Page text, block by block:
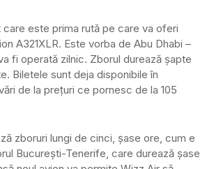
care este prima rută pe care va oferi
A321XLR. Este vorba de Abu Dhabi –
fi operată zilnic. Zborul durează șapte
Biletele sunt deja disponibile în
de la prețuri ce pornesc de la 105
zboruri lungi de cinci, șase ore, cum e
București-Tenerife, care durează șase